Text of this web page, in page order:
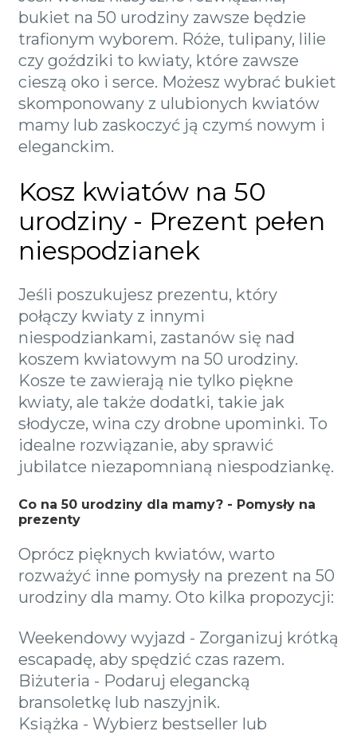
bukiet na 50 urodziny zawsze będzie
trafionym wyborem. Róże, tulipany, lilie
czy goździki to kwiaty, które zawsze
cieszą oko i serce. Możesz wybrać bukiet
skomponowany z ulubionych kwiatów
mamy lub zaskoczyć ją czymś nowym i
eleganckim.
Kosz kwiatów na 50
urodziny - Prezent pełen
niespodzianek
Jeśli poszukujesz prezentu, który
połączy kwiaty z innymi
niespodziankami, zastanów się nad
koszem kwiatowym na 50 urodziny.
Kosze te zawierają nie tylko piękne
kwiaty, ale także dodatki, takie jak
słodycze, wina czy drobne upominki. To
idealne rozwiązanie, aby sprawić
jubilatce niezapomnianą niespodziankę.
Co na 50 urodziny dla mamy? - Pomysły na
prezenty
Oprócz pięknych kwiatów, warto
rozważyć inne pomysły na prezent na 50
urodziny dla mamy. Oto kilka propozycji:
Weekendowy wyjazd - Zorganizuj krótką
escapadę, aby spędzić czas razem.
Biżuteria - Podaruj elegancką
bransoletkę lub naszyjnik.
Książka - Wybierz bestseller lub